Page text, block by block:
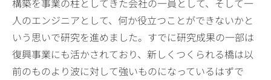
構築を事業の柱としてきた会社の一員として、そして一
人のエンジニアとして、何か役立つことができないかと
いう思いで研究を進めました。すでに研究成果の一部は
復興事業にも活かされており、新しくつくられる橋は以
前のものより波に対して強いものになっているはずで